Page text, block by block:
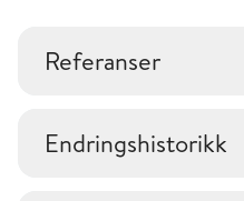
Referanser
Endringshistorikk